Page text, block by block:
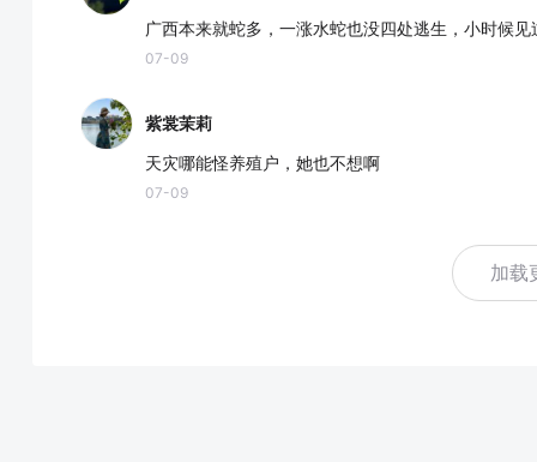
广西本来就蛇多，一涨水蛇也没四处逃生，小时候
07-09
紫裳茉莉
天灾哪能怪养殖户，她也不想啊
07-09
加载